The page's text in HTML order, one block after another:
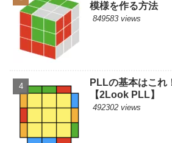
模様を作る方法
849583 views
PLLの基本はこれ
【2Look PLL】
492302 views